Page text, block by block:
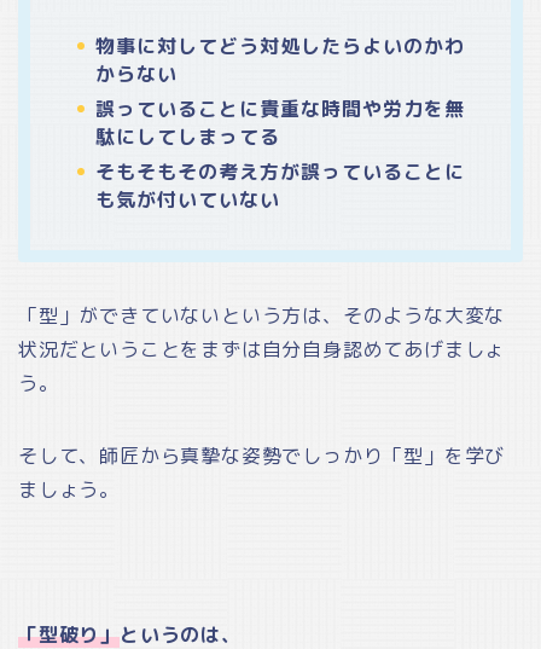
物事に対してどう対処したらよいのかわ
からない
誤っていることに貴重な時間や労力を無
駄にしてしまってる
そもそもその考え方が誤っていることに
も気が付いていない
「型」ができていないという方は、そのような大変な
状況だということをまずは自分自身認めてあげましょ
う。
そして、師匠から真摯な姿勢でしっかり「型」を学び
ましょう。
「型破り」というのは、